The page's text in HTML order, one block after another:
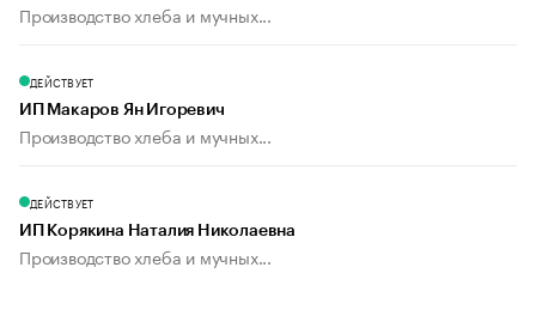
Производство хлеба и мучных...
ДЕЙСТВУЕТ
ИП Макаров Ян Игоревич
Производство хлеба и мучных...
ДЕЙСТВУЕТ
ИП Корякина Наталия Николаевна
Производство хлеба и мучных...